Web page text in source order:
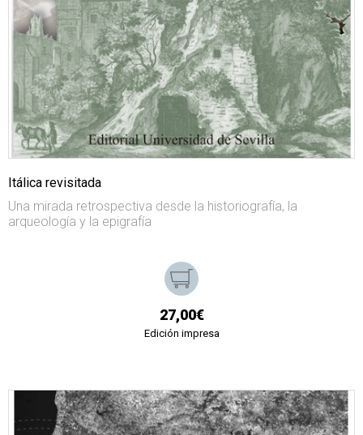
Itálica revisitada
Una mirada retrospectiva desde la historiografía, la
arqueología y la epigrafía
27,00€
Edición impresa